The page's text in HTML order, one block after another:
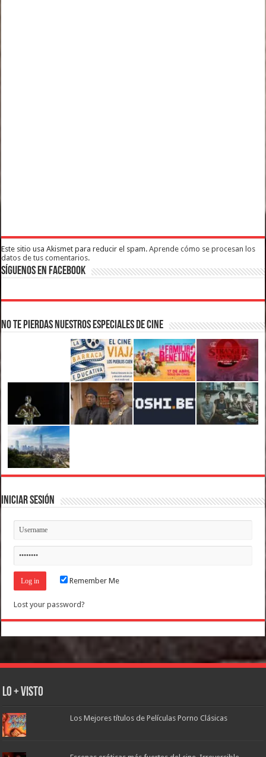
Este sitio usa Akismet para reducir el spam.Aprende cómo se procesan los
datos de tus comentarios.
Síguenos en Facebook
No te pierdas nuestros Especiales de Cine
Iniciar Sesión
Remember Me
Lost your password?
Lo + Visto
Los Mejores títulos de Películas Porno Clásicas